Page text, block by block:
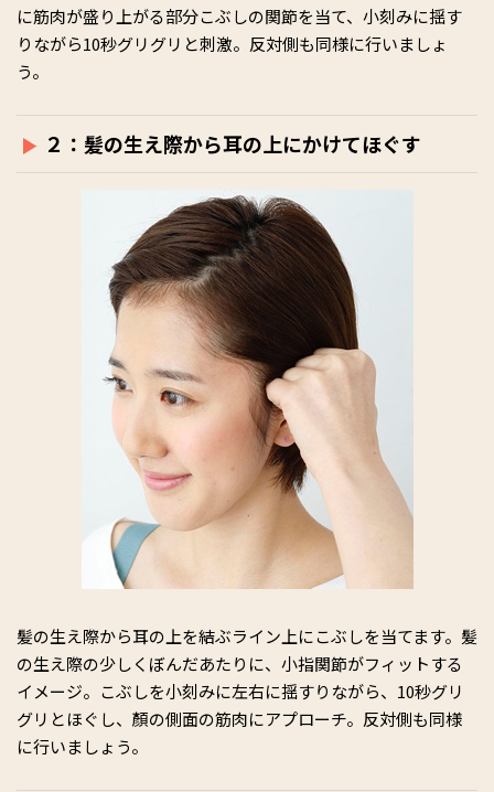
に筋肉が盛り上がる部分こぶしの関節を当て、小刻みに揺す
りながら10秒グリグリと刺激。反対側も同様に行いましょ
う。
２：髪の生え際から耳の上にかけてほぐす
髪の生え際から耳の上を結ぶライン上にこぶしを当てます。髪
の生え際の少しくぼんだあたりに、小指関節がフィットする
イメージ。こぶしを小刻みに左右に揺すりながら、10秒グリ
グリとほぐし、顏の側面の筋肉にアプローチ。反対側も同様
に行いましょう。